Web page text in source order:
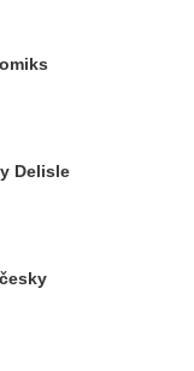
Delisle